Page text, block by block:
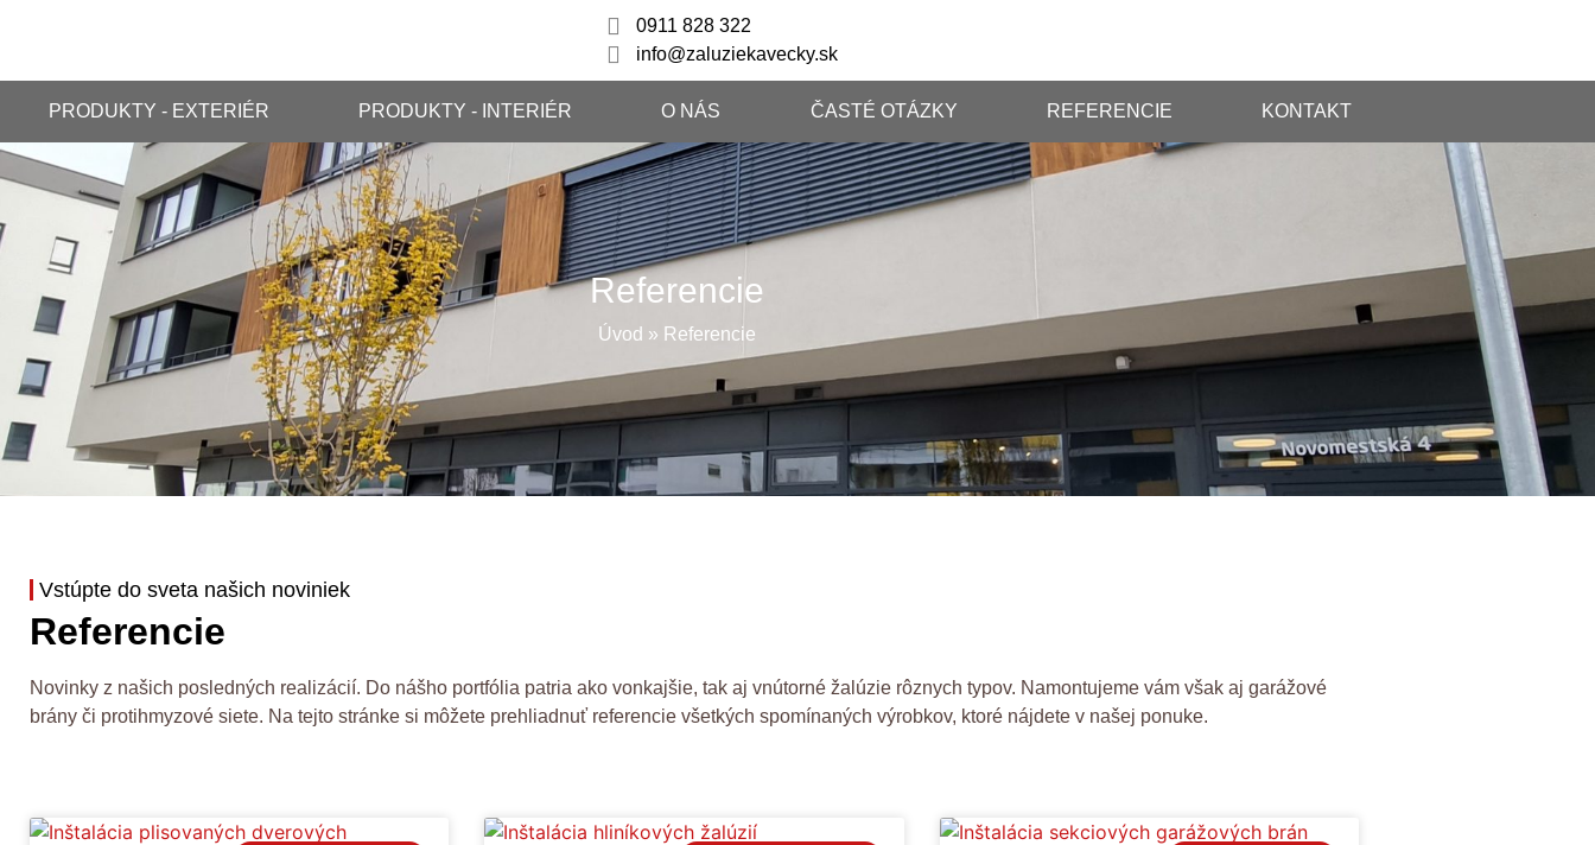
0911 828 322
info@zaluziekavecky.sk
PRODUKTY - EXTERIÉR PRODUKTY - INTERIÉR O NÁS ČASTÉ OTÁZKY REFERENCIE KONTAKT
Referencie
Úvod » Referencie
Vstúpte do sveta našich noviniek
Referencie
Novinky z našich posledných realizácií. Do nášho portfólia patria ako vonkajšie, tak aj vnútorné žalúzie rôznych typov. Namontujeme vám však aj garážové
brány či protihmyzové siete. Na tejto stránke si môžete prehliadnuť referencie všetkých spomínaných výrobkov, ktoré nájdete v našej ponuke.